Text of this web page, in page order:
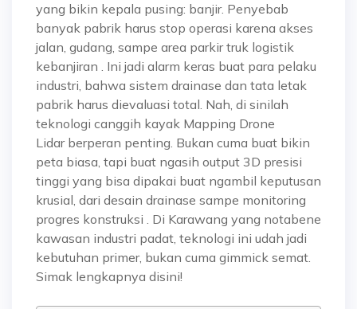
yang bikin kepala pusing: banjir. Penyebab
banyak pabrik harus stop operasi karena akses
jalan, gudang, sampe area parkir truk logistik
kebanjiran . Ini jadi alarm keras buat para pelaku
industri, bahwa sistem drainase dan tata letak
pabrik harus dievaluasi total. Nah, di sinilah
teknologi canggih kayak Mapping Drone
Lidarberperan penting. Bukan cuma buat bikin
peta biasa, tapi buat ngasih output 3D presisi
tinggi yang bisa dipakai buat ngambil keputusan
krusial, dari desain drainase sampe monitoring
progres konstruksi . Di Karawang yang notabene
kawasan industri padat, teknologi ini udah jadi
kebutuhan primer, bukan cuma gimmick semat.
Simak lengkapnya disini!